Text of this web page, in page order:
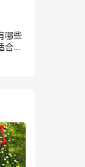
哪些
合做